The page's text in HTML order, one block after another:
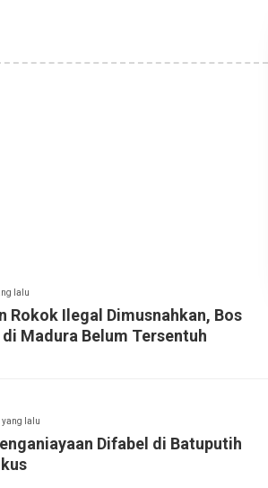
lalu
Rokok Ilegal Dimusnahkan, Bos
Madura Belum Tersentuh
yang lalu
Difabel di Batuputih